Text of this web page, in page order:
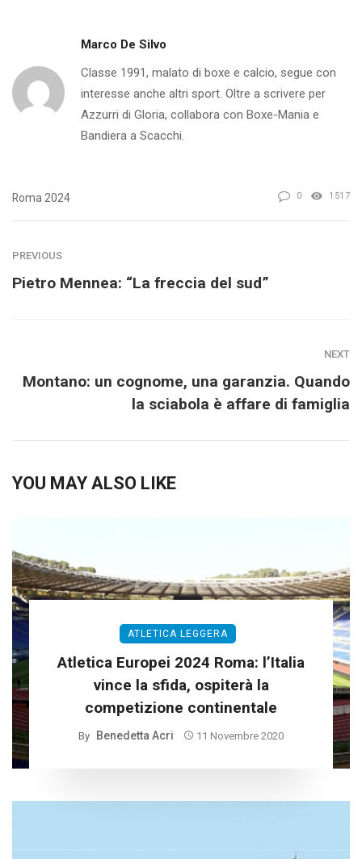
Marco De Silvo
Classe 1991, malato di boxe e calcio, segue con
interesse anche altri sport. Oltre a scrivere per
Azzurri di Gloria, collabora con Boxe-Mania e
Bandiera a Scacchi.
Roma 2024 0 1517
PREVIOUS
Pietro Mennea: “La freccia del sud”
NEXT
Montano: un cognome, una garanzia. Quando
la sciabola è affare di famiglia
YOU MAY ALSO LIKE
ATLETICA LEGGERA
Atletica Europei 2024 Roma: l’Italia
vince la sfida, ospiterà la
competizione continentale
By Benedetta Acri 11 Novembre 2020